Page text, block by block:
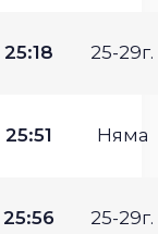
25:18 25-29г.
25:51 Няма
25:56 25-29г.